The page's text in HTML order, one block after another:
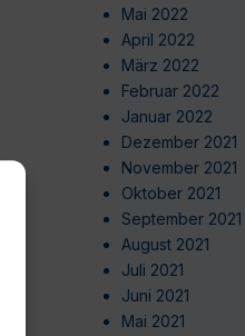
Mai 2022
April 2022
März 2022
Februar 2022
Januar 2022
Dezember 2021
November 2021
Oktober 2021
September 2021
August 2021
Juli 2021
Juni 2021
Mai 2021